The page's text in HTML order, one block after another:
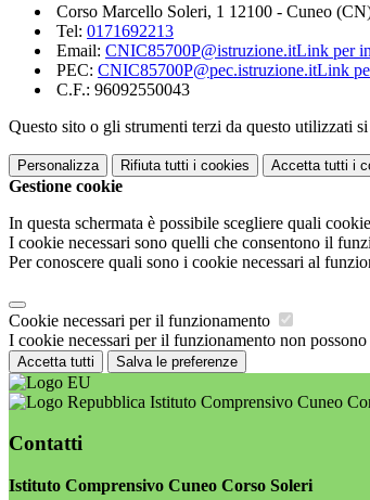
Corso Marcello Soleri, 1 12100 - Cuneo
Tel: 0171692213
Email: CNIC85700P@istruzione.itLink per
PEC: CNIC85700P@pec.istruzione.itLink
C.F.: 96092550043
Questo sito o gli strumenti terzi da questo utilizzati
Personalizza Rifiuta tutti i cookies Accetta tutti i
Gestione cookie
In questa schermata è possibile scegliere quali
I cookie necessari sono quelli che consentono il
Per conoscere quali sono i cookie necessari al
Cookie necessari per il funzionamento
I cookie necessari per il funzionamento non
Accetta tutti Salva le preferenze
Istituto Comprensivo Cuneo
Contatti
Istituto Comprensivo Cuneo Corso Soleri